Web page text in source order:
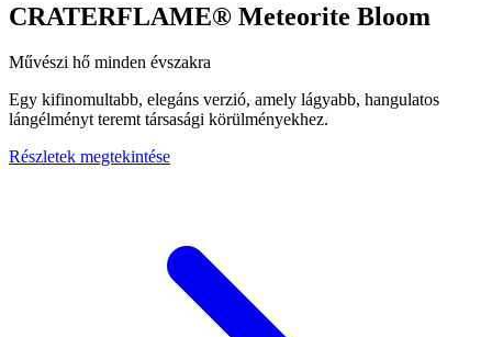
CRATERFLAME® Meteorite Bloom
Művészi hő minden évszakra
Egy kifinomultabb, elegáns verzió, amely lágyabb, hangulatos
lángélményt teremt társasági körülményekhez.
Részletek megtekintése